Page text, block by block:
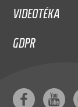
VIDEOTÉKA
GDPR